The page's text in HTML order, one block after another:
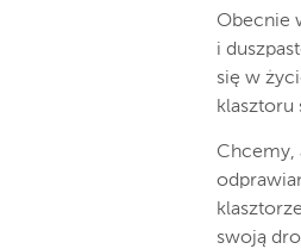
Obecnie
i
się w
klasztoru
Chcemy,
swoją